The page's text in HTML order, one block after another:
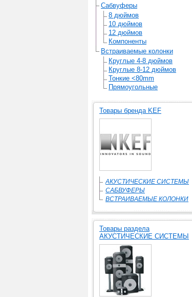
Сабвуферы
8 дюймов
10 дюймов
12 дюймов
Компоненты
Встраиваемые колонки
Круглые 4-8 дюймов
Круглые 8-12 дюймов
Тонкие <80mm
Прямоугольные
Товары бренда KEF
АКУСТИЧЕСКИЕ СИСТЕМЫ
САБВУФЕРЫ
ВСТРАИВАЕМЫЕ КОЛОНКИ
Товары раздела
АКУСТИЧЕСКИЕ СИСТЕМЫ